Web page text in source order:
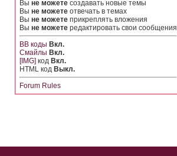
Вы не можете создавать новые темы
Вы не можете отвечать в темах
Вы не можете прикреплять вложения
Вы не можете редактировать свои сообщения
BB коды Вкл.
Смайлы Вкл.
[IMG] код Вкл.
HTML код Выкл.
Forum Rules